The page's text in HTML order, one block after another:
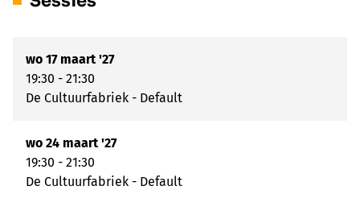
wo 17 maart '27
19:30 - 21:30
De Cultuurfabriek - Default
wo 24 maart '27
19:30 - 21:30
De Cultuurfabriek - Default